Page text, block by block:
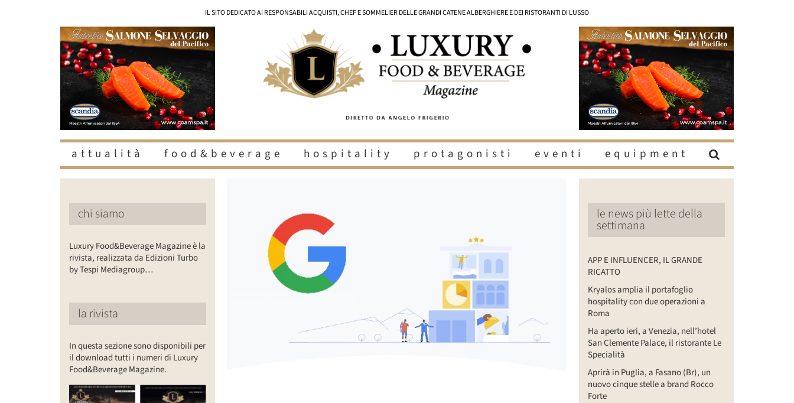
IL SITO DEDICATO AI RESPONSABILI ACQUISTI, CHEF E SOMMELIER DELLE GRANDI CATENE ALBERGHIERE E DEI RISTORANTI DI LUSSO
attualità food&beverage hospitality protagonisti eventi equipment
chi siamo
Luxury Food&Beverage Magazine è la
rivista, realizzata da Edizioni Turbo
by Tespi Mediagroup…
la rivista
In questa sezione sono disponibili per
il download tutti i numeri di Luxury
Food&Beverage Magazine.
le news più lette della
settimana
APP E INFLUENCER, IL GRANDE
RICATTO
Kryalos amplia il portafoglio
hospitality con due operazioni a
Roma
Ha aperto ieri, a Venezia, nell’hotel
San Clemente Palace, il ristorante Le
Specialità
Aprirà in Puglia, a Fasano (Br), un
nuovo cinque stelle a brand Rocco
Forte